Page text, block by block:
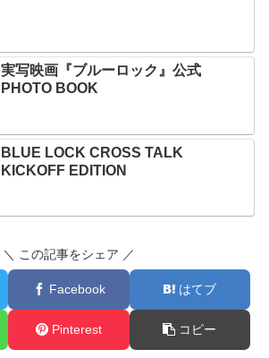
実写映画『ブルーロック』公式
PHOTO BOOK
BLUE LOCK CROSS TALK
KICKOFF EDITION
＼ この記事をシェア ／
Facebook はてブ
Pinterest コピー